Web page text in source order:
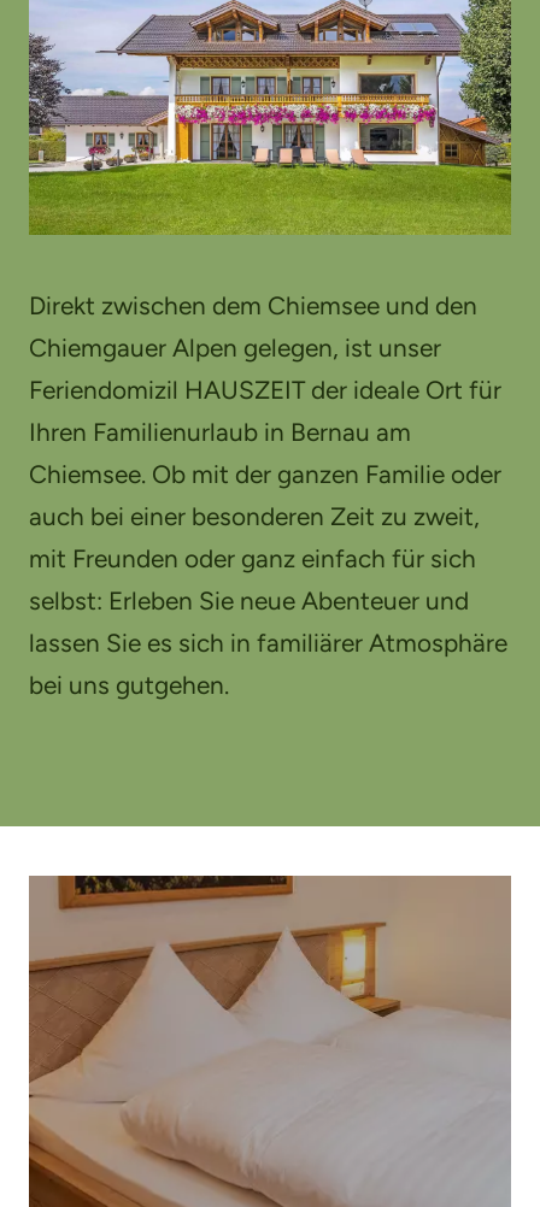
Direkt zwischen dem Chiemsee und den
Chiemgauer Alpen gelegen, ist unser
Feriendomizil HAUSZEIT der ideale Ort für
Ihren Familienurlaub in Bernau am
Chiemsee. Ob mit der ganzen Familie oder
auch bei einer besonderen Zeit zu zweit,
mit Freunden oder ganz einfach für sich
selbst: Erleben Sie neue Abenteuer und
lassen Sie es sich in familiärer Atmosphäre
bei uns gutgehen.